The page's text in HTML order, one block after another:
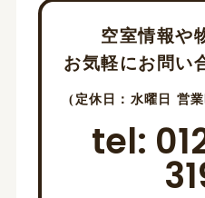
空室情報や
お気軽にお問い
(定休日：水曜日 営
tel: